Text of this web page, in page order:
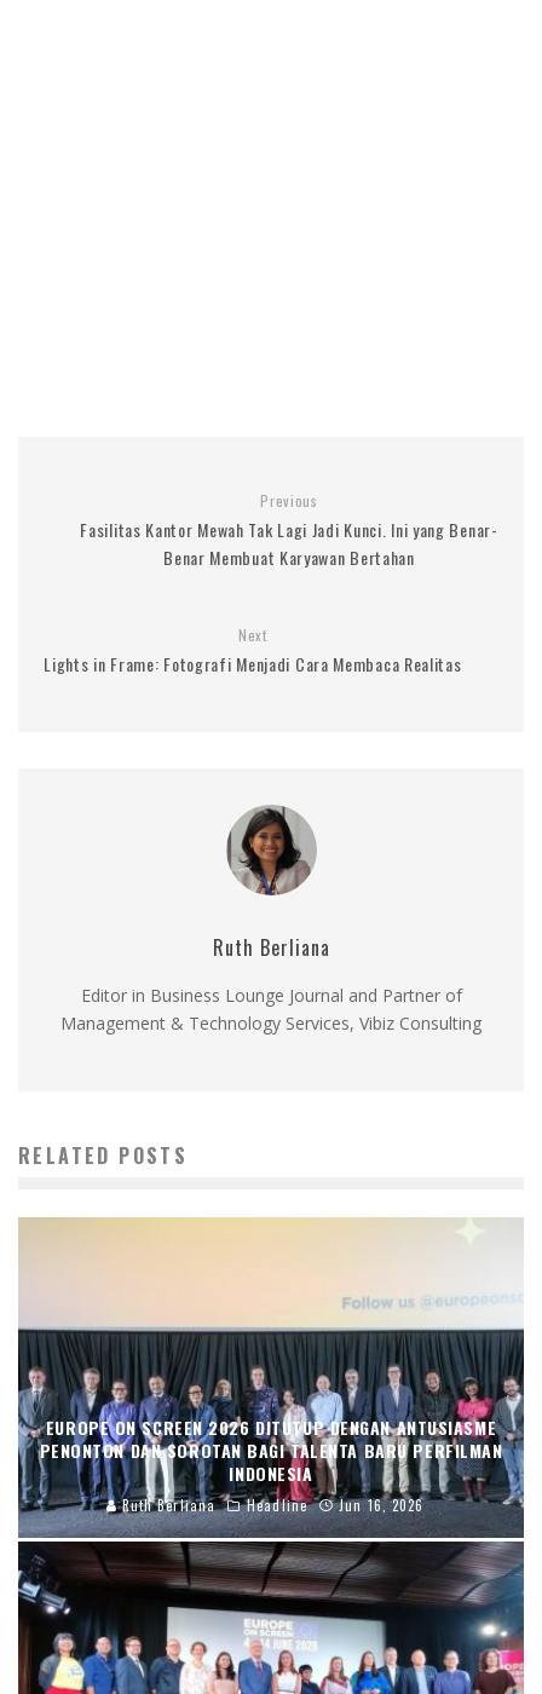
Previous
Fasilitas Kantor Mewah Tak Lagi Jadi Kunci. Ini yang Benar-
Benar Membuat Karyawan Bertahan
Next
Lights in Frame: Fotografi Menjadi Cara Membaca Realitas
Ruth Berliana
Editor in Business Lounge Journal and Partner of
Management & Technology Services, Vibiz Consulting
RELATED POSTS
EUROPE ON SCREEN 2026 DITUTUP DENGAN ANTUSIASME
PENONTON DAN SOROTAN BAGI TALENTA BARU PERFILMAN
INDONESIA
Ruth Berliana Headline Jun 16, 2026